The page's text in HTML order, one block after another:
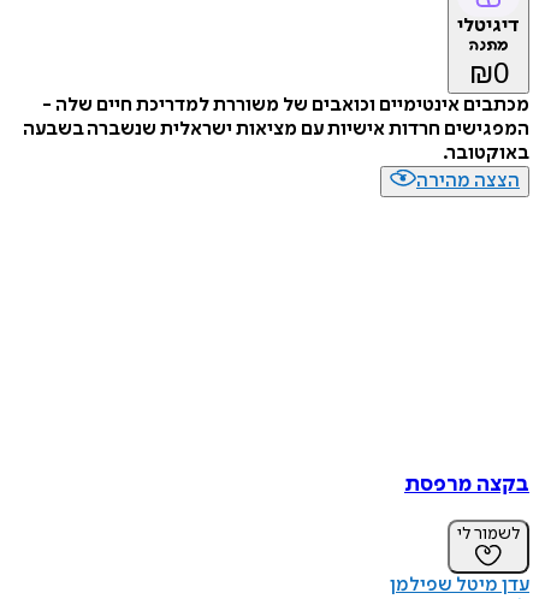
דיגיטלי
מתנה
₪0
מכתבים אינטימיים וכואבים של משוררת למדריכת חיים שלה -
המפגישים חרדות אישיות עם מציאות ישראלית שנשברה בשבעה
באוקטובר.
הצצה מהירה
בקצה מרפסת
לשמור לי
עדן מיטל שפילמן